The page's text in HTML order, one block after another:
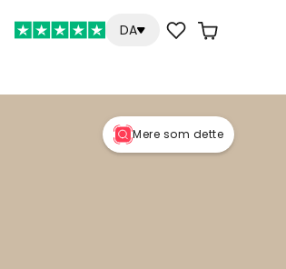
DA
Mere som dette